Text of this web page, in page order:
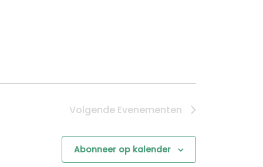
Volgende Evenementen
Abonneer op kalender